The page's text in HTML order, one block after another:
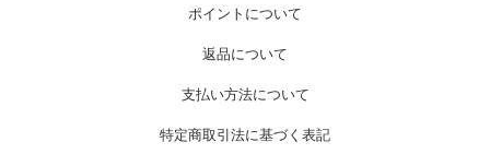
ポイントについて
返品について
支払い方法について
特定商取引法に基づく表記